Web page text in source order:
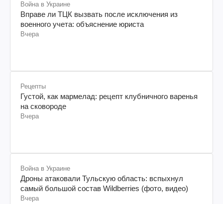
Война в Украине
Вправе ли ТЦК вызвать после исключения из
военного учета: объяснение юриста
Вчера
Рецепты
Густой, как мармелад: рецепт клубничного варенья
на сковороде
Вчера
Война в Украине
Дроны атаковали Тульскую область: вспыхнул
самый большой состав Wildberries (фото, видео)
Вчера